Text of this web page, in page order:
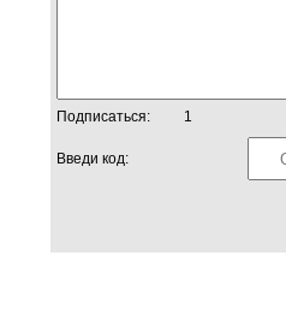
Подписаться: 1
Введи код: